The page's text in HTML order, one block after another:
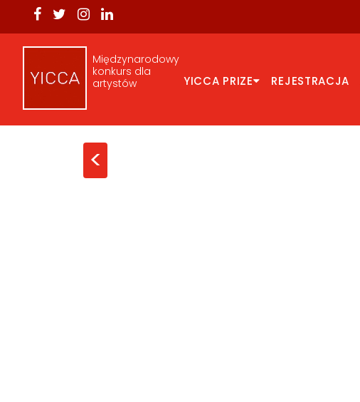
Międzynarodowy
konkurs dla
artystów
YICCA PRIZE REJESTRACJA
<